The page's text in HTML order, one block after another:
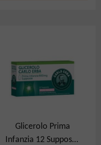
Glicerolo Prima
Infanzia 12 Supposte